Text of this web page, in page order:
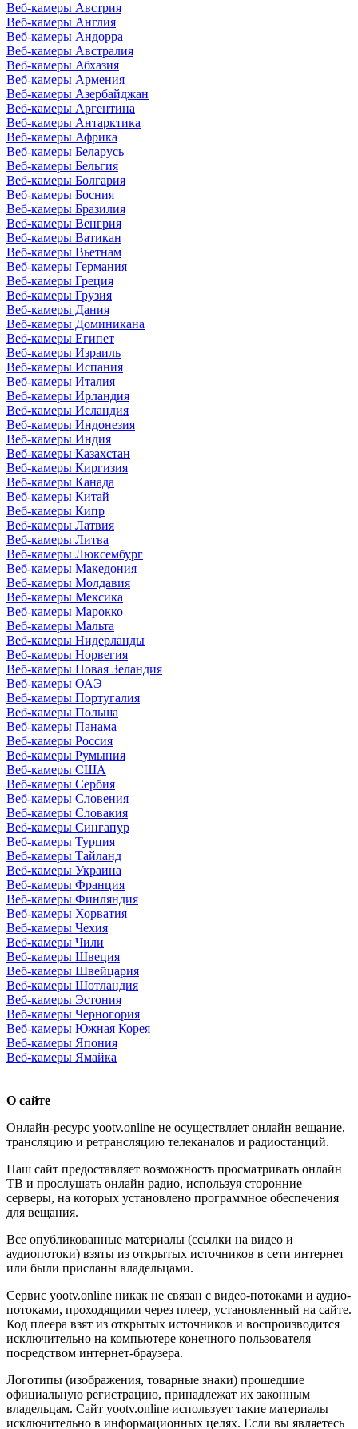
Веб-камеры Австрия
Веб-камеры Англия
Веб-камеры Андорра
Веб-камеры Австралия
Веб-камеры Абхазия
Веб-камеры Армения
Веб-камеры Азербайджан
Веб-камеры Аргентина
Веб-камеры Антарктика
Веб-камеры Африка
Веб-камеры Беларусь
Веб-камеры Бельгия
Веб-камеры Болгария
Веб-камеры Босния
Веб-камеры Бразилия
Веб-камеры Венгрия
Веб-камеры Ватикан
Веб-камеры Вьетнам
Веб-камеры Германия
Веб-камеры Греция
Веб-камеры Грузия
Веб-камеры Дания
Веб-камеры Доминикана
Веб-камеры Египет
Веб-камеры Израиль
Веб-камеры Испания
Веб-камеры Италия
Веб-камеры Ирландия
Веб-камеры Исландия
Веб-камеры Индонезия
Веб-камеры Индия
Веб-камеры Казахстан
Веб-камеры Киргизия
Веб-камеры Канада
Веб-камеры Китай
Веб-камеры Кипр
Веб-камеры Латвия
Веб-камеры Литва
Веб-камеры Люксембург
Веб-камеры Македония
Веб-камеры Молдавия
Веб-камеры Мексика
Веб-камеры Марокко
Веб-камеры Мальта
Веб-камеры Нидерланды
Веб-камеры Норвегия
Веб-камеры Новая Зеландия
Веб-камеры ОАЭ
Веб-камеры Португалия
Веб-камеры Польша
Веб-камеры Панама
Веб-камеры Россия
Веб-камеры Румыния
Веб-камеры США
Веб-камеры Сербия
Веб-камеры Словения
Веб-камеры Словакия
Веб-камеры Сингапур
Веб-камеры Турция
Веб-камеры Тайланд
Веб-камеры Украина
Веб-камеры Франция
Веб-камеры Финляндия
Веб-камеры Хорватия
Веб-камеры Чехия
Веб-камеры Чили
Веб-камеры Швеция
Веб-камеры Швейцария
Веб-камеры Шотландия
Веб-камеры Эстония
Веб-камеры Черногория
Веб-камеры Южная Корея
Веб-камеры Япония
Веб-камеры Ямайка
О сайте
Онлайн-ресурс yootv.online не осуществляет онлайн вещание,
трансляцию и ретрансляцию телеканалов и радиостанций.
Наш сайт предоставляет возможность просматривать онлайн
ТВ и прослушать онлайн радио, используя сторонние
серверы, на которых установлено программное обеспечения
для вещания.
Все опубликованные материалы (ссылки на видео и
аудиопотоки) взяты из открытых источников в сети интернет
или были присланы владельцами.
Сервис yootv.online никак не связан с видео-потоками и аудио-
потоками, проходящими через плеер, установленный на сайте.
Код плеера взят из открытых источников и воспроизводится
исключительно на компьютере конечного пользователя
посредством интернет-браузера.
Логотипы (изображения, товарные знаки) прошедшие
официальную регистрацию, принадлежат их законным
владельцам. Сайт yootv.online использует такие материалы
исключительно в информационных целях. Если вы являетесь